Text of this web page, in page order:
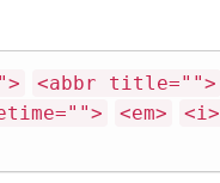
<abbr title="">
<em> <i>